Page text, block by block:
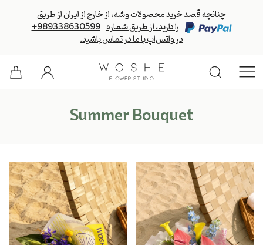
چنانچه قصد خرید محصولات وشه، از خارج از ایران از طریق
را دارید، از طریق شماره +989338630599
در واتس‌اپ با ما در تماس باشید.
Summer Bouquet